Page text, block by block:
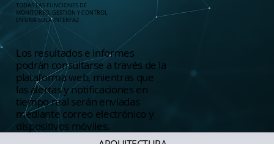
Los resultados e informes
podrán consultarse a través de la
plataforma web, mientras que
las alertas y notificaciones en
tiempo real serán enviadas
mediante correo electrónico y
dispositivos móviles.
TODAS LAS FUNCIONES DE
MONITOREO, GESTIÓN Y CONTROL
EN UNA SOLA INTERFAZ